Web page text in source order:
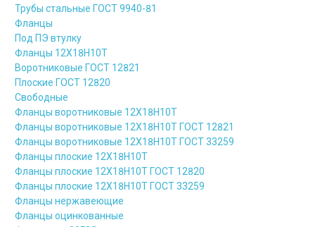
Трубы стальные ГОСТ 9940-81
Фланцы
Под ПЭ втулку
Фланцы 12Х18Н10Т
Воротниковые ГОСТ 12821
Плоские ГОСТ 12820
Свободные
Фланцы воротниковые 12Х18Н10Т
Фланцы воротниковые 12Х18Н10Т ГОСТ 12821
Фланцы воротниковые 12Х18Н10Т ГОСТ 33259
Фланцы плоские 12Х18Н10Т
Фланцы плоские 12Х18Н10Т ГОСТ 12820
Фланцы плоские 12Х18Н10Т ГОСТ 33259
Фланцы нержавеющие
Фланцы оцинкованные